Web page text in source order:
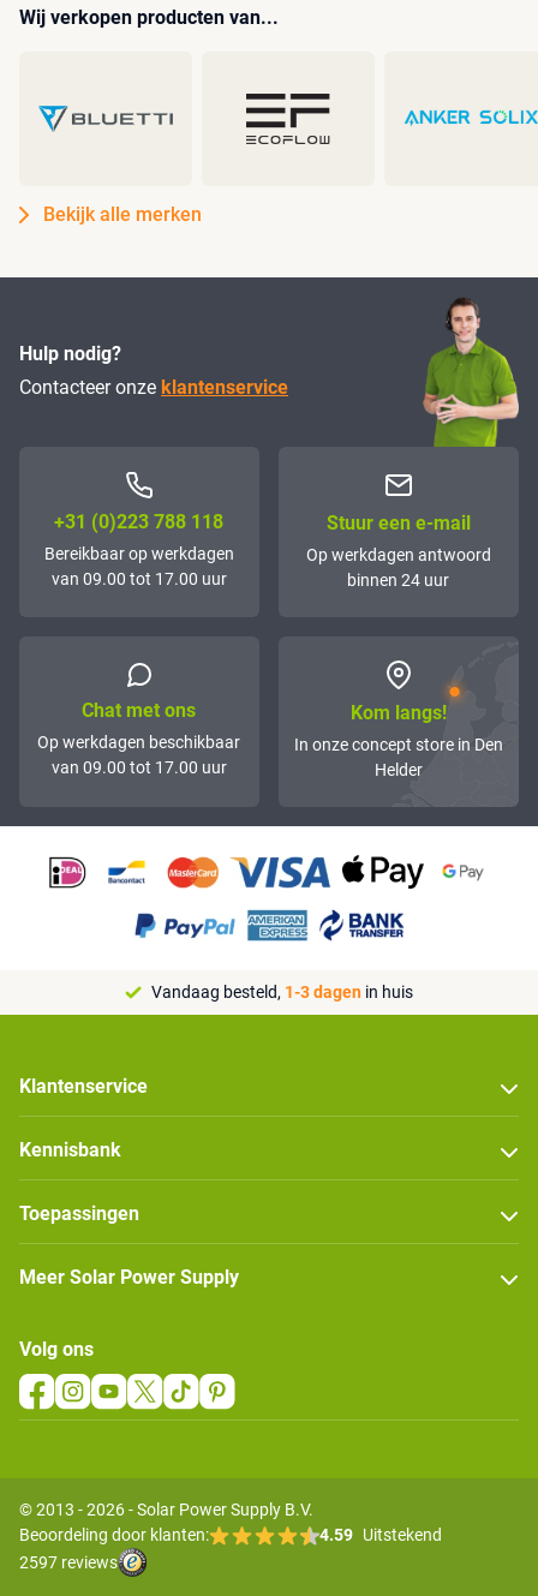
Wij verkopen producten van...
Bekijk alle merken
Hulp nodig?
Contacteer onze klantenservice
+31 (0)223 788 118
Bereikbaar op werkdagen
van 09.00 tot 17.00 uur
Stuur een e-mail
Op werkdagen antwoord
binnen 24 uur
Chat met ons
Op werkdagen beschikbaar
van 09.00 tot 17.00 uur
Kom langs!
In onze concept store in Den
Helder
Vandaag besteld, 1-3 dagen in huis
Klantenservice
Kennisbank
Toepassingen
Meer Solar Power Supply
Volg ons
© 2013 - 2026 - Solar Power Supply B.V.
Beoordeling door klanten:
4.59 Uitstekend
2597 reviews